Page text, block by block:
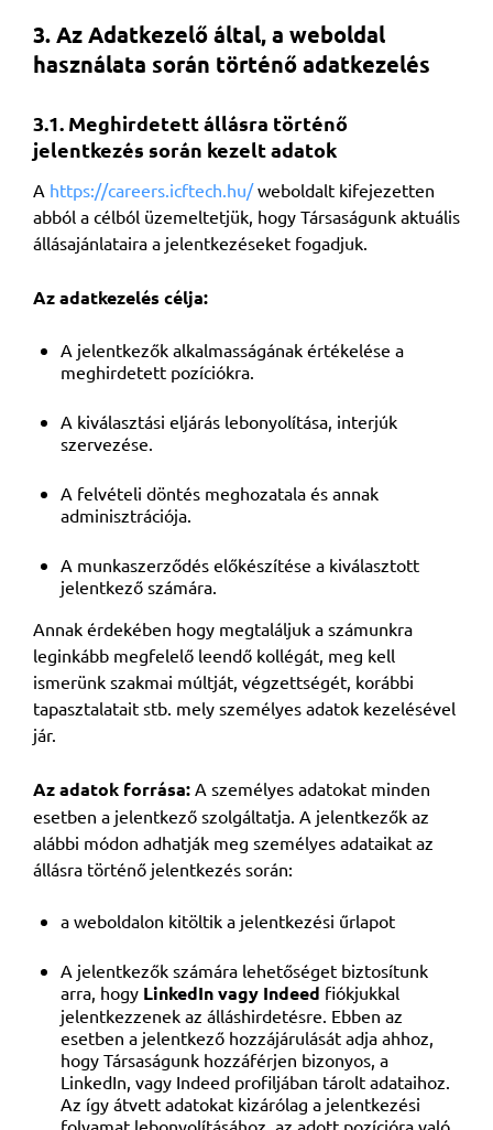
3. Az Adatkezelő által, a weboldal
használata során történő adatkezelés
3.1. Meghirdetett állásra történő
jelentkezés során kezelt adatok
A https://careers.icftech.hu/weboldalt kifejezetten
abból a célból üzemeltetjük, hogy Társaságunk aktuális
állásajánlataira a jelentkezéseket fogadjuk.
Az adatkezelés célja:
A jelentkezők alkalmasságának értékelése a
meghirdetett pozíciókra.
A kiválasztási eljárás lebonyolítása, interjúk
szervezése.
A felvételi döntés meghozatala és annak
adminisztrációja.
A munkaszerződés előkészítése a kiválasztott
jelentkező számára.
Annak érdekében hogy megtaláljuk a számunkra
leginkább megfelelő leendő kollégát, meg kell
ismerünk szakmai múltját, végzettségét, korábbi
tapasztalatait stb. mely személyes adatok kezelésével
jár.
Az adatok forrása: A személyes adatokat minden
esetben a jelentkező szolgáltatja. A jelentkezők az
alábbi módon adhatják meg személyes adataikat az
állásra történő jelentkezés során:
a weboldalon kitöltik a jelentkezési űrlapot
A jelentkezők számára lehetőséget biztosítunk
arra, hogy LinkedIn vagy Indeed fiókjukkal
jelentkezzenek az álláshirdetésre. Ebben az
esetben a jelentkező hozzájárulását adja ahhoz,
hogy Társaságunk hozzáférjen bizonyos, a
LinkedIn, vagy Indeed profiljában tárolt adataihoz.
Az így átvett adatokat kizárólag a jelentkezési